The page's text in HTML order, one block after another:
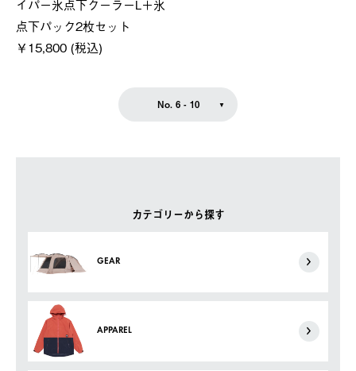
カテゴリーから探す
GEAR
APPAREL
イパー氷点下クーラーL＋氷
点下パック2枚セット
￥15,800 (税込)
No. 6 - 10